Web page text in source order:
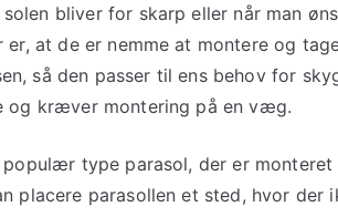
bliver for skarp eller når man
er, at de er nemme at montere og
så den passer til ens behov for
og kræver montering på en væg.
type parasol, der er
placere parasollen et sted, hvor der